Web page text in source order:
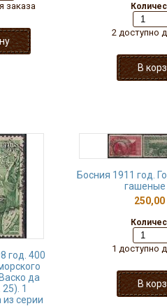
заказа
2 доступно
год. 400
да
1
серии
Босния 1911 год.
гашеные
250,00
1 доступно